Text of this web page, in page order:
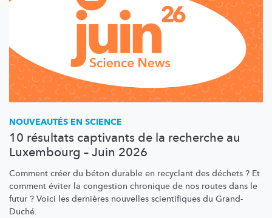
NOUVEAUTÉS EN SCIENCE
10 résultats captivants de la recherche au
Luxembourg – Juin 2026
Comment créer du béton durable en recyclant des déchets ? Et
comment éviter la congestion chronique de nos routes dans le
futur ? Voici les dernières nouvelles scientifiques du Grand-
Duché.